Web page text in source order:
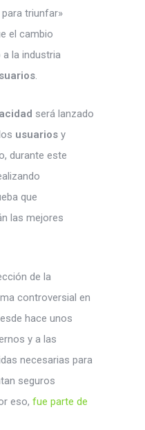
triunfar»
el cambio
la industria
.
será lanzado
usuarios y
durante este
que
las mejores
de la
controversial en
hace unos
y a las
necesarias para
seguros
eso, fue parte de